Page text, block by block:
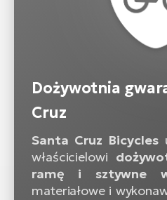
Dożywotnia
Cruz
Santa Cruz Bicycles
właścicielowi
ramę i sztywne
materiałowe i